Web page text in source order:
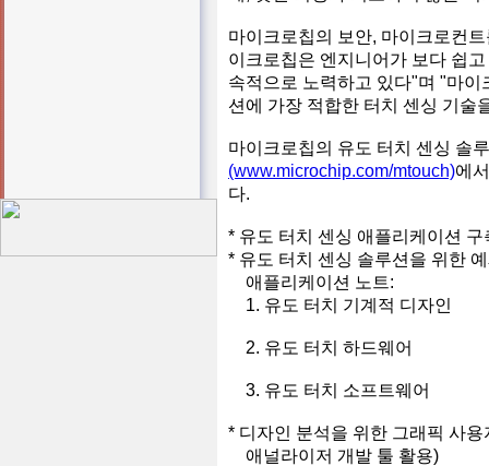
마이크로칩의 보안, 마이크로컨
이크로칩은 엔지니어가 보다 쉽
속적으로 노력하고 있다"며 "마
션에 가장 적합한 터치 센싱 기술
마이크로칩의 유도 터치 센싱 솔
(www.microchip.com/mtouch)에
다.
* 유도 터치 센싱 애플리케이션
* 유도 터치 센싱 솔루션을 위한
애플리케이션 노트:
1. 유도 터치 기계적 디자인
2. 유도 터치 하드웨어
3. 유도 터치 소프트웨어
* 디자인 분석을 위한 그래픽 사
애널라이저 개발 툴 활용)